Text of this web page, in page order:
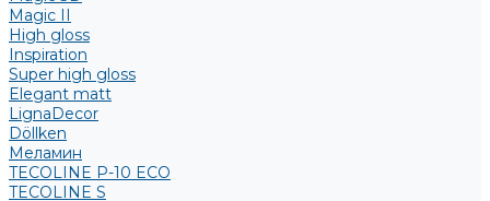
Magic II
High gloss
Inspiration
Super high gloss
Elegant matt
LignaDecor
Döllken
Меламин
TECOLINE P-10 ECO
TECOLINE S